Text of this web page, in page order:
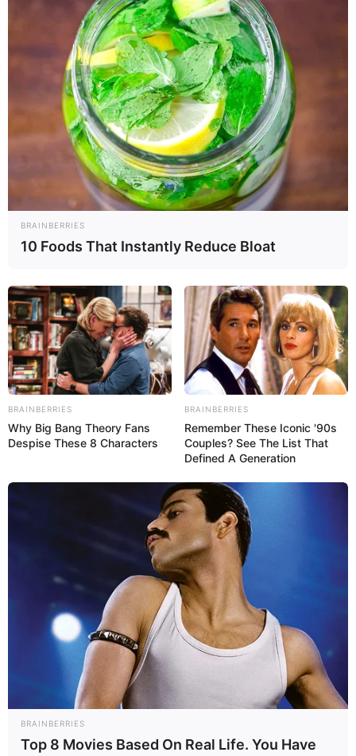
MENOPAUSIA
13 síntomas de la
menopausia (con test
online)
SUPLEMENTOS ALIMENTICIOS
Magnesio para dormir:
cuál es el mejor, tipos
(y cómo tomar)
DIABETES
14 síntomas de
azúcar alta en la
sangre
DOLOR ABDOMINAL
Dolor abdominal lado
izquierdo: 16 causas y
qué hacer
Dolor abdominal lado
derecho: 15 causas y
qué hacer
MENSTRUACIÓN
Dolor en el vientre
bajo o dolor abdominal
bajo: ¿por qué duele?
DOLOR ABDOMINAL
Dolor en la boca del
estómago: 17 causas
EXÁMENES
síntomas y
BRAINBERRIES
10 Foods That Instantly Reduce Bloat
BRAINBERRIES
Why Big Bang Theory Fans
Despise These 8 Characters
BRAINBERRIES
Remember These Iconic '90s
Couples? See The List That
Defined A Generation
BRAINBERRIES
Top 8 Movies Based On Real Life. You Have